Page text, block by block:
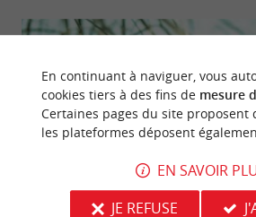
En continuant à naviguer, vous
cookies tiers à des fins de mesure
Certaines pages du site proposent
les plateformes déposent
EN SAVOIR
JE REFUSE